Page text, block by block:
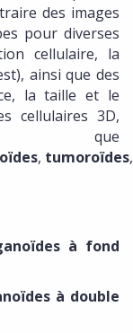
des images
pour diverses
cellulaire, la
ainsi que des
la taille et le
cellulaires 3D,
, tumoroïdes,
à fond
à double